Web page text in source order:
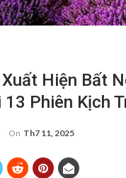
Hiện Bất
Phiên Kịch
On Th7 11, 2025